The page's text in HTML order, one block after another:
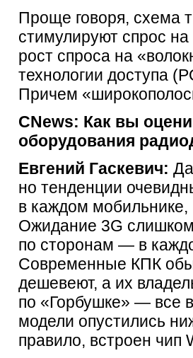
Проще говоря, схема
стимулируют спрос на
рост спроса на
технологии доступа
Причем
CNews: Как вы
оборудования
Евгений Гаскевич:
но тенденции
в каждом мобильнике,
Ожидание 3G
по сторонам — в
Современные КПК
дешевеют, а их
по «Горбушке» — все
модели опустились
правило, встроен чип